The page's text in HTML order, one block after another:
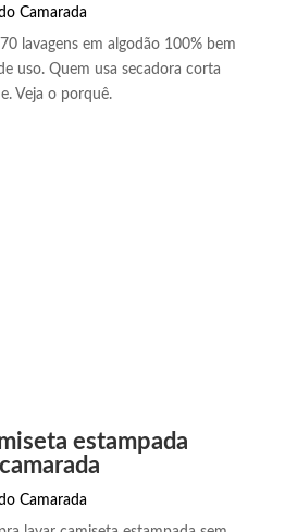
Camarada
lavagens em algodão 100% bem
uso. Quem usa secadora corta
Veja o porquê.
estampada
Camarada